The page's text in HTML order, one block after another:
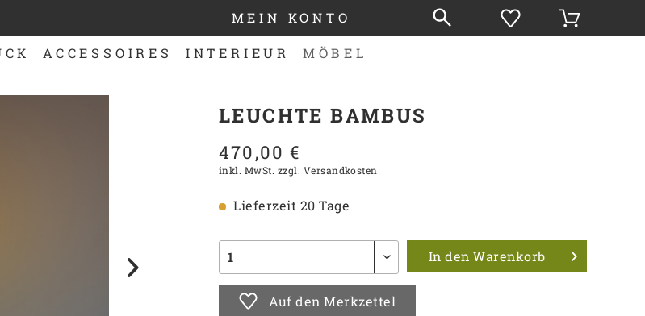
MEIN KONTO
ACCESSOIRES INTERIEUR MÖBEL
LEUCHTE BAMBUS
470,00 €
inkl. MwSt. zzgl. Versandkosten
Lieferzeit 20 Tage
In den Warenkorb
Auf den Merkzettel